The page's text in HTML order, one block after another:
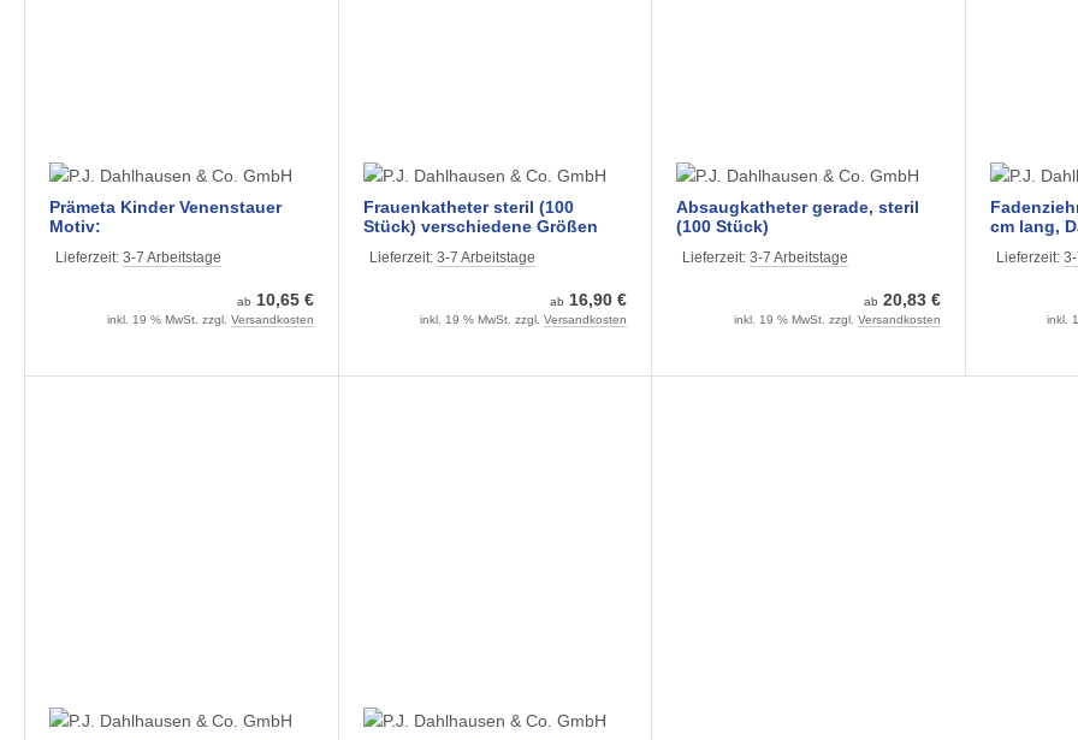
Prämeta Kinder Venenstauer
Motiv:
Lieferzeit: 3-7 Arbeitstage
ab 10,65 €
inkl. 19 % MwSt. zzgl. Versandkosten
Frauenkatheter steril (100
Stück) verschiedene Größen
Lieferzeit: 3-7 Arbeitstage
ab 16,90 €
inkl. 19 % MwSt. zzgl.Versandkosten
Absaugkatheter gerade, steril
(100 Stück)
Lieferzeit:3-7 Arbeitstage
ab 20,83 €
inkl. 19 % MwSt. zzgl. Versandkosten
cm lang,
Lieferzeit:
inkl.